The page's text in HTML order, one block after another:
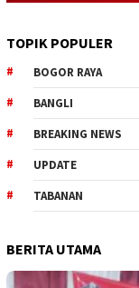
TOPIK POPULER
BOGOR RAYA
BANGLI
BREAKING NEWS
UPDATE
TABANAN
BERITA UTAMA